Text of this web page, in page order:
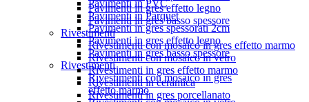
Pavimenti in PVC
Pavimenti in Parquet
Pavimenti in gres spessorati 2cm
Pavimenti in gres effetto legno
Pavimenti in gres basso spessore
Rivestimenti
Rivestimenti con mosaico in gres
effetto marmo
Pavimenti in gres effetto legno
Pavimenti in gres basso spessore
Rivestimenti
Rivestimenti con mosaico in gres effetto marmo
Rivestimenti con mosaico in vetro
Rivestimenti in gres effetto marmo
Rivestimenti in ceramica
Rivestimenti in gres porcellanato